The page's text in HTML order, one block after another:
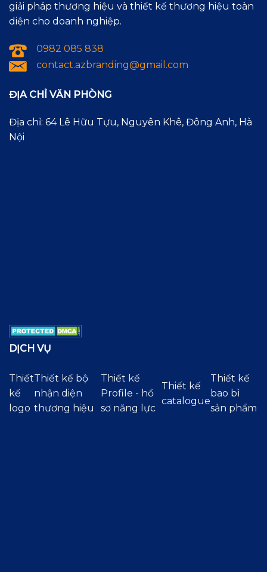
giải pháp thương hiệu và thiết kế thương hiệu toàn
diện cho doanh nghiệp.
0982 085 838
contact.azbranding@gmail.com
ĐỊA CHỈ VĂN PHÒNG
Địa chỉ: 64 Lê Hữu Tựu, Nguyên Khê, Đông Anh, Hà
Nội
DỊCH VỤ
Thiết
kế
logo
Thiết kế bộ
nhận diện
thương hiệu
Thiết kế
Profile - hồ
sơ năng lực
Thiết kế
catalogue
Thiết kế
bao bì
sản phẩm